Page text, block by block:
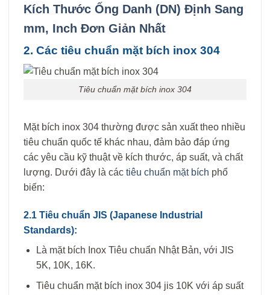
Kích Thước Ống Danh (DN) Định Sang
mm, Inch Đơn Giản Nhất
2. Các tiêu chuẩn mặt bích inox 304
Tiêu chuẩn mặt bích inox 304
Mặt bích inox 304 thường được sản xuất theo nhiều
tiêu chuẩn quốc tế khác nhau, đảm bảo đáp ứng
các yêu cầu kỹ thuật về kích thước, áp suất, và chất
lượng. Dưới đây là các tiêu chuẩn mặt bích phổ
biến:
2.1 Tiêu chuẩn JIS (Japanese Industrial
Standards):
Là mặt bích Inox Tiêu chuẩn Nhật Bản, với JIS
5K, 10K, 16K.
Tiêu chuẩn mặt bích inox 304 jis 10K với áp suất